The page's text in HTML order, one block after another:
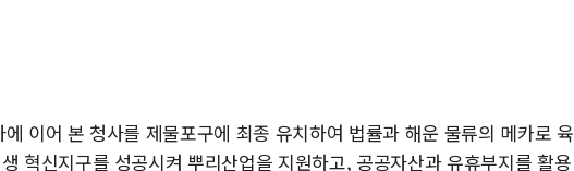
이어 본 청사를 제물포구에 최종 유치하여 법률과 해운 물류의 메카로 육
혁신지구를 성공시켜 뿌리산업을 지원하고, 공공자산과 유휴부지를 활용